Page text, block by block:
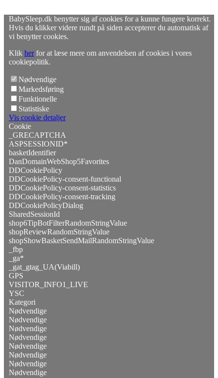
BabySleep.dk benytter sig af cookies for a kunne fungere korrekt.
Hvis du klikker videre rundt på siden accepterer du automatisk af
vi benytter cookies.
Klik her for at læse mere om anvendelsen af cookies i vores
cookiepolitik.
Nødvendige
Markedsføring
Funktionelle
Statistiske
Vis cookie detaljer
Cookie
_GRECAPTCHA
ASPSESSIONID*
basketIdentifier
DanDomainWebShop5Favorites
DDCookiePolicy
DDCookiePolicy-consent-functional
DDCookiePolicy-consent-statistics
DDCookiePolicy-consent-tracking
DDCookiePolicyDialog
SharedSessionId
shop6TipBotFilterRandomStringValue
shopReviewRandomStringValue
shopShowBasketSendMailRandomStringValue
_fbp
_ga*
_gat_gtag_UA(Viabill)
GPS
VISITOR_INFO1_LIVE
YSC
Kategori
Nødvendige
Nødvendige
Nødvendige
Nødvendige
Nødvendige
Nødvendige
Nødvendige
Nødvendige